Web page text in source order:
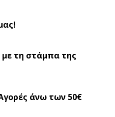
τη στάμπα της
άνω των 50€